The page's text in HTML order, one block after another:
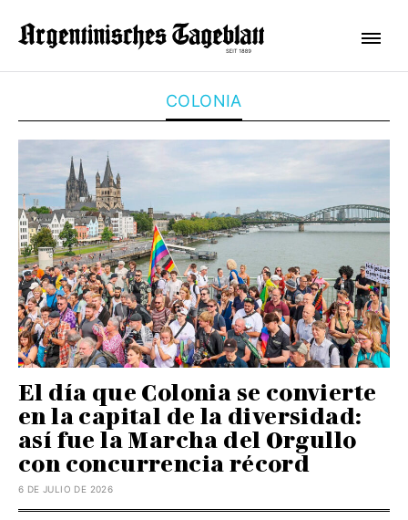
COLONIA
El día que Colonia se convierte
en la capital de la diversidad:
así fue la Marcha del Orgullo
con concurrencia récord
6 DE JULIO DE 2026